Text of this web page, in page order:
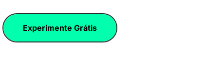
Experimente Grátis